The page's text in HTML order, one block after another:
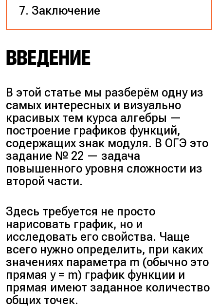
Заключение
ВВЕДЕНИЕ
В этой статье мы разберём одну из
самых интересных и визуально
красивых тем курса алгебры —
построение графиков функций,
содержащих знак модуля. В ОГЭ это
задание № 22 — задача
повышенного уровня сложности из
второй части.
Здесь требуется не просто
нарисовать график, но и
исследовать его свойства. Чаще
всего нужно определить, при каких
значениях параметра m (обычно это
прямая y = m) график функции и
прямая имеют заданное количество
общих точек.